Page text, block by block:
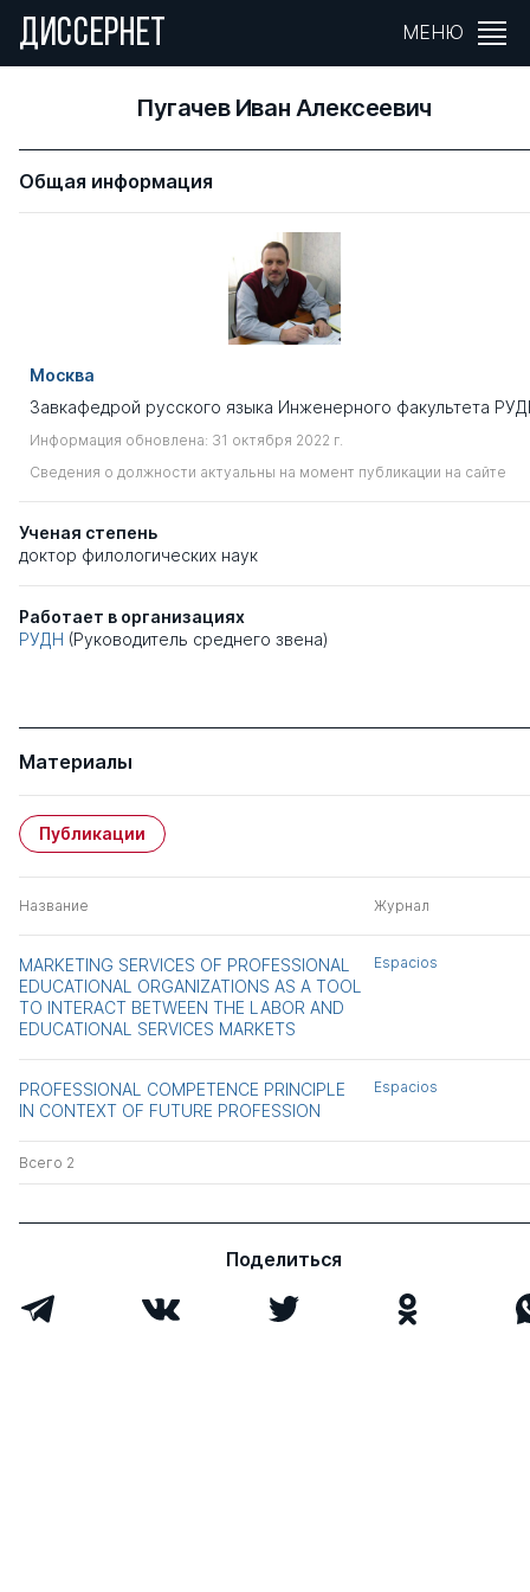
ДИССЕРНЕТ МЕНЮ
Пугачев Иван Алексеевич
Общая информация
Москва
Завкафедрой русского языка Инженерного факультета
Информация обновлена: 31 октября 2022 г.
Сведения о должности актуальны на момент публикации на сайте
Ученая степень
доктор филологических наук
Работает в организациях
РУДН (Руководитель среднего звена)
Материалы
Публикации
Название Журнал
MARKETING SERVICES OF PROFESSIONAL
EDUCATIONAL ORGANIZATIONS AS A TOOL
TO INTERACT BETWEEN THE LABOR AND
EDUCATIONAL SERVICES MARKETS
Espacios
PROFESSIONAL COMPETENCE PRINCIPLE
IN CONTEXT OF FUTURE PROFESSION
Espacios
Всего 2
Поделиться